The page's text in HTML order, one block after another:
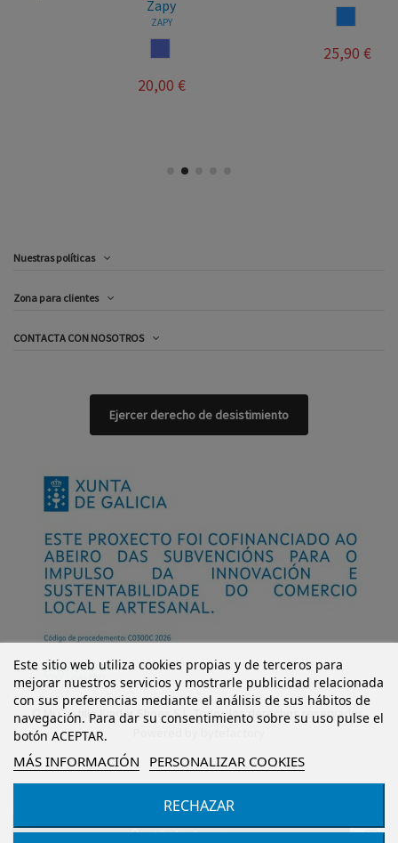
Añadir al carrito
Nuestras políticas
Zona para clientes
CONTACTA CON NOSOTROS
Este sitio web utiliza cookies propias y de terceros para
mejorar nuestros servicios y mostrarle publicidad relacionada
con sus preferencias mediante el análisis de sus hábitos de
navegación. Para dar su consentimiento sobre su uso pulse el
botón ACEPTAR.
MÁS INFORMACIÓN PERSONALIZAR COOKIES
RECHAZAR
Ejercer derecho de desistimiento
© Mi Castillo Kinder Shoes S.L. Todos los derechos reservados.